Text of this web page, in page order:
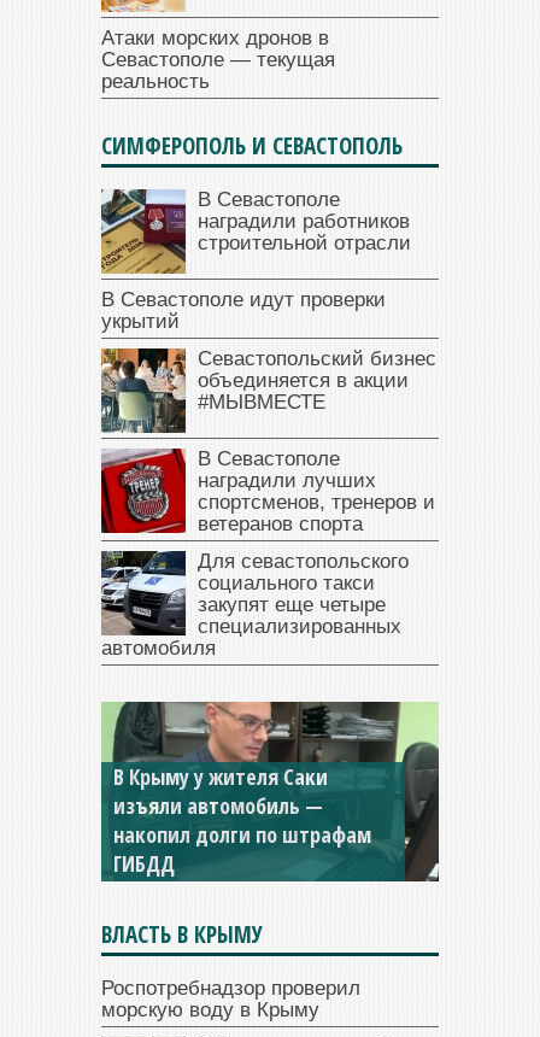
Атаки морских дронов в
Севастополе — текущая
реальность
СИМФЕРОПОЛЬ И СЕВАСТОПОЛЬ
В Севастополе
наградили работников
строительной отрасли
В Севастополе идут проверки
укрытий
Севастопольский бизнес
объединяется в акции
#МЫВМЕСТЕ
В Севастополе
наградили лучших
спортсменов, тренеров и
ветеранов спорта
Для севастопольского
социального такси
закупят еще четыре
специализированных
автомобиля
В Крыму у жителя Саки
изъяли автомобиль —
накопил долги по штрафам
ГИБДД
ВЛАСТЬ В КРЫМУ
Роспотребнадзор проверил
морскую воду в Крыму